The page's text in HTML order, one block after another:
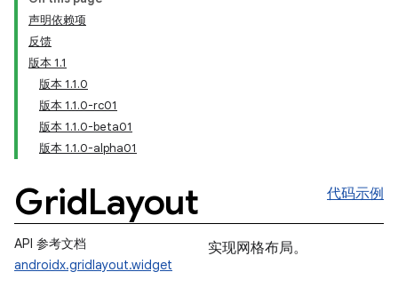
声明依赖项
反馈
版本 1.1
版本 1.1.0
版本 1.1.0-rc01
版本 1.1.0-beta01
版本 1.1.0-alpha01
GridLayout 代码示例
API 参考文档
androidx.gridlayout.widget
实现网格布局。